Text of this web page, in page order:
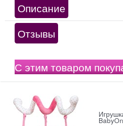
Описание
Отзывы
С этим товаром